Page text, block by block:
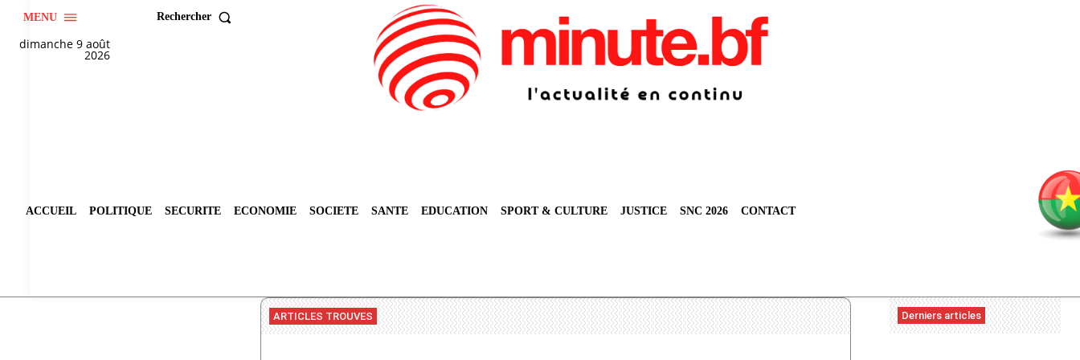
MENU Rechercher
dimanche 9 août
2026
ACCUEIL POLITIQUE SECURITE ECONOMIE SOCIETE SANTE EDUCATION SPORT & CULTURE JUSTICE SNC 2026 CONTACT
ARTICLES TROUVES Derniers articles